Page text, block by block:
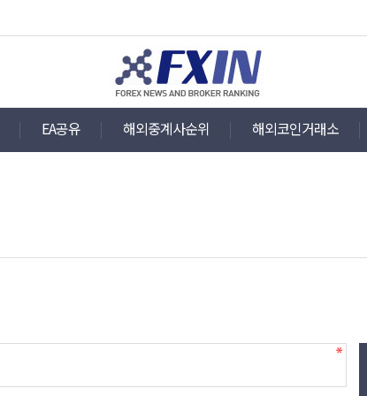
EA공유 해외중계사순위 해외코인거래소